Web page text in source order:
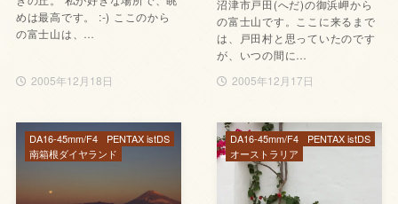
めは最高です。 :-) ここのから
の富士山は、…
2005年12月18日
沼津市戸田(へだ)の御浜岬から
の富士山です。ここに来るまで
は、戸田村と思っていたのです
が、いつの間に…
2005年12月17日
DA16-45mm/F4
PENTAX istDS
南箱根ダイヤランド
DA16-45mm/F4
PENTAX istDS
オーストラリア